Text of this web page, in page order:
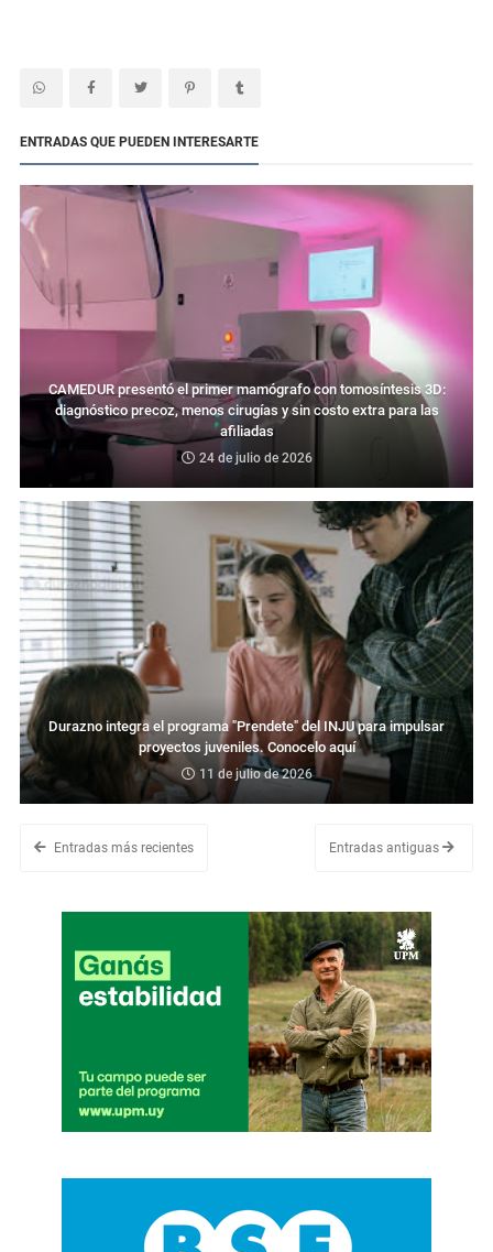
ENTRADAS QUE PUEDEN INTERESARTE
CAMEDUR presentó el primer mamógrafo con tomosíntesis 3D:
diagnóstico precoz, menos cirugías y sin costo extra para las
afiliadas
24 de julio de 2026
Durazno integra el programa "Prendete" del INJU para impulsar
proyectos juveniles. Conocelo aquí
11 de julio de 2026
Entradas más recientes Entradas antiguas